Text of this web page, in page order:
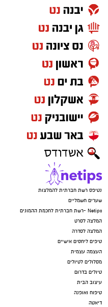
נטיפס רשת חברתית להמלצות
שערים חשמליים
Netips -רשת חברתית לחכמת ההמונים
המלצה לסרט
המלצה לסדרה
טיפים ליחסים אישיים
העצמה עצמית
מסלולים לטיולים
טיולים בדרום
עיצוב הבית
טיפוח ואופנה
דיאטה